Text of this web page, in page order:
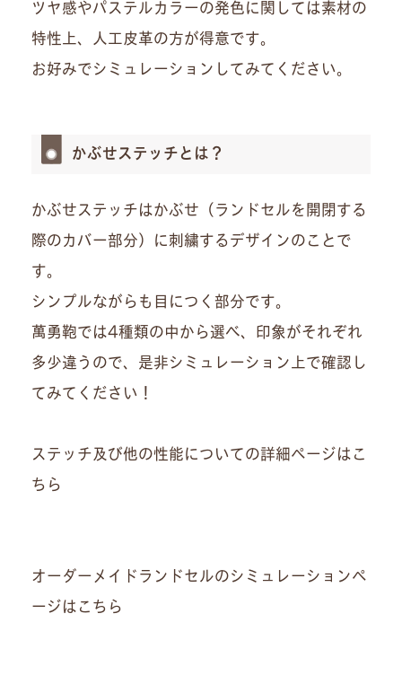
ツヤ感やパステルカラーの発色に関しては素材の
特性上、人工皮革の方が得意です。
お好みでシミュレーションしてみてください。
かぶせステッチとは？
かぶせステッチはかぶせ（ランドセルを開閉する
際のカバー部分）に刺繍するデザインのことで
す。
シンプルながらも目につく部分です。
萬勇鞄では4種類の中から選べ、印象がそれぞれ
多少違うので、是非シミュレーション上で確認し
てみてください！
ステッチ及び他の性能についての詳細ページはこ
ちら
オーダーメイドランドセルのシミュレーションペ
ージはこちら